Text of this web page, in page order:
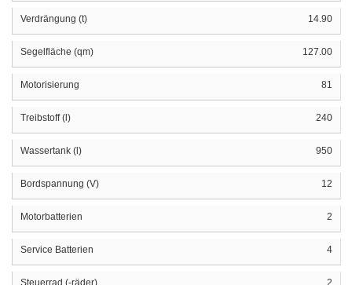
Verdrängung (t) 14.90
Segelfläche (qm) 127.00
Motorisierung 81
Treibstoff (l) 240
Wassertank (l) 950
Bordspannung (V) 12
Motorbatterien 2
Service Batterien 4
Steuerrad (-räder) 2